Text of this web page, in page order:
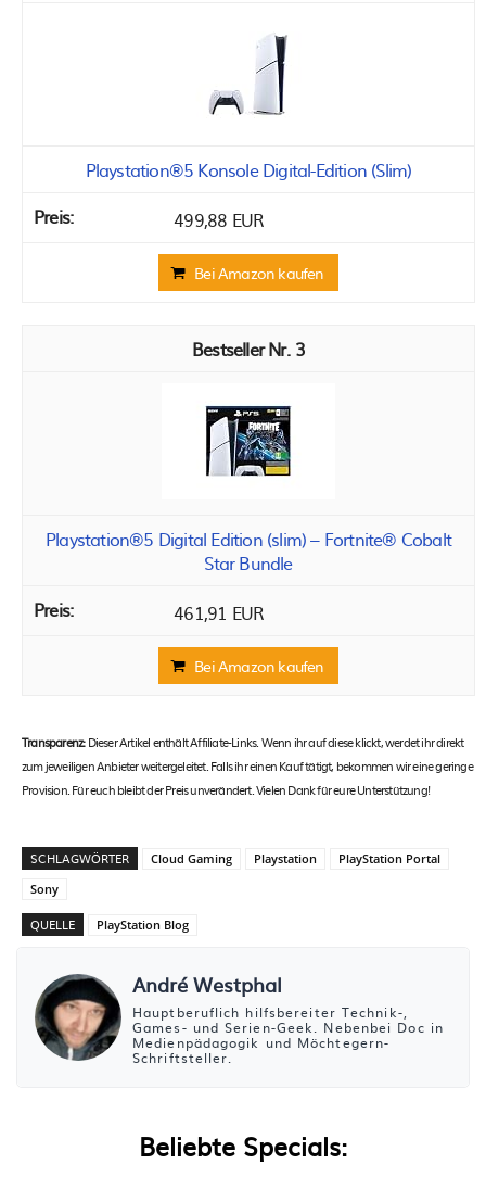
Playstation®5 Konsole Digital-Edition (Slim)
499,88 EUR
Bei Amazon kaufen
3
Playstation®5 Digital Edition (slim) – Fortnite® Cobalt
Star Bundle
461,91 EUR
Bei Amazon kaufen
Transparenz:Dieser Artikel enthält Affiliate-Links. Wenn ihr auf diese klickt, werdet ihr direkt
zum jeweiligen Anbieter weitergeleitet. Falls ihr einen Kauf tätigt, bekommen wir eine geringe
Provision. Für euch bleibt der Preis unverändert. Vielen Dank für eure Unterstützung!
SCHLAGWÖRTER Cloud Gaming Playstation
PlayStation Portal
Sony
QUELLE PlayStation Blog
André Westphal
Hauptberuflich hilfsbereiter Technik-,
Games- und Serien-Geek. Nebenbei Doc in
Medienpädagogik und Möchtegern-
Schriftsteller.
Beliebte Specials: